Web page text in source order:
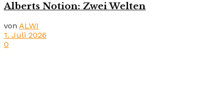
Alberts Notion: Zwei Welten
von ALWI
1. Juli 2026
0